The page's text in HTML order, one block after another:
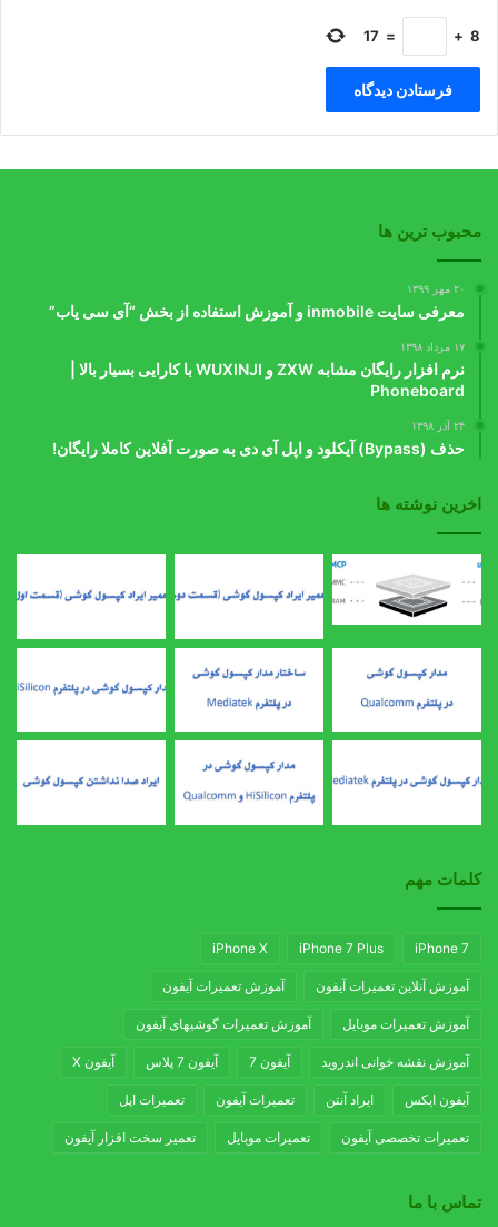
8
+
=
17
محبوب ترین ها
۲۰ مهر ۱۳۹۹
معرفی سایت inmobile و آموزش استفاده از بخش “آی سی یاب”
۱۷ مرداد ۱۳۹۸
نرم افزار رایگان مشابه ZXW و WUXINJI با کارایی بسیار بالا |
Phoneboard
۲۴ آذر ۱۳۹۸
حذف (Bypass) آیکلود و اپل آی دی به صورت آفلاین کاملا رایگان!
اخرین نوشته ها
کلمات مهم
iPhone 7
iPhone 7 Plus
iPhone X
آموزش آنلاین تعمیرات آیفون آموزش تعمیرات آیفون
آموزش تعمیرات موبایل آموزش تعمیرات گوشیهای آیفون
آموزش نقشه خوانی اندروید آیفون 7 آیفون 7 پلاس آیفون X
آیفون ایکس ایراد آنتن تعمیرات آیفون تعمیرات اپل
تعمیرات تخصصی آیفون تعمیرات موبایل تعمیر سخت افزار آیفون
تماس با ما